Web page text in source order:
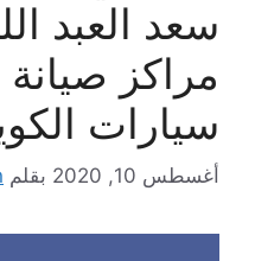
مراكز
سيارات
أغسطس 10, 2020 بقلم